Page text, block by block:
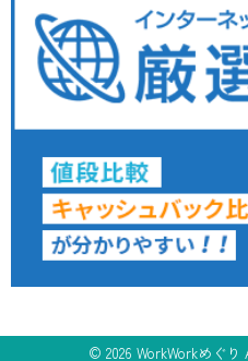
© 2026 WorkWorkめぐり